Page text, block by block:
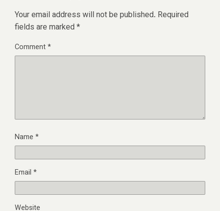
Your email address will not be published. Required
fields are marked *
Comment*
Name *
Email *
Website